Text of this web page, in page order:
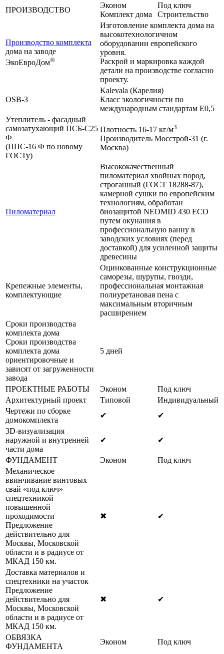
ПРОИЗВОДСТВО
Эконом
Комплект дома
Под ключ
Строительство
Производство комплекта
дома на заводе
ЭкоЕвроДом®
Изготовление комплекта дома на
высокотехнологичном
оборудовании европейского
уровня.
Раскрой и маркировка каждой
детали на производстве согласно
проекту.
OSB-3
Kalevala (Карелия)
Класс экологичности по
международным стандартам Е0,5
Утеплитель - фасадный
самозатухающий ПСБ-С25
Ф
(ППС-16 Ф по новому
ГОСТу)
Плотность 16-17 кг/м3
Производитель Мосстрой-31 (г.
Москва)
Пиломатериал
Высококачественный
пиломатериал хвойных пород,
строганный (ГОСТ 18288-87),
камерной сушки по европейским
технологиям, обработан
биозащитой NEOMID 430 ЕСО
путем окунания в
профессиональную ванну в
заводских условиях (перед
доставкой) для усиленной защиты
древесины
Крепежные элементы,
комплектующие
Оцинкованные конструкционные
саморезы, шурупы, гвозди,
профессиональная монтажная
полиуретановая пена с
максимальным вторичным
расширением
Сроки производства
комплекта дома
Сроки производства
комплекта дома
ориентировочные и
зависят от загруженности
завода
5 дней
ПРОЕКТНЫЕ РАБОТЫ Эконом
Под ключ
Архитектурный проект
Типовой
Индивидуальный
Чертежи по сборке
домокомплекта
✔
✔
3D-визуализация
наружной и внутренней
части дома
✔ ✔
ФУНДАМЕНТ Эконом
Под ключ
Механическое
ввинчивание винтовых
свай «под ключ»
спецтехникой
повышенной
проходимости
Предложение
действительно для
Москвы, Московской
области и в радиусе от
МКАД 150 км.
✖ ✔
Доставка материалов и
спецтехники на участок
Предложение
действительно для
Москвы, Московской
области и в радиусе от
МКАД 150 км.
✖ ✔
ОБВЯЗКА
ФУНДАМЕНТА
Эконом
Под ключ